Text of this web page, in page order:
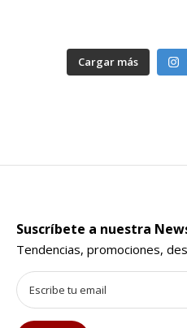
Cargar más
Suscríbete a nuestra
Tendencias, promociones,